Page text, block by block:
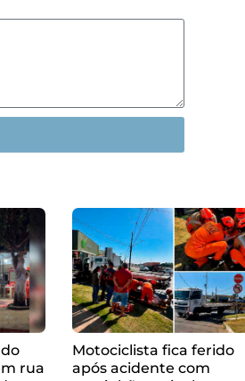
rua
Motociclista fica ferido
após acidente com